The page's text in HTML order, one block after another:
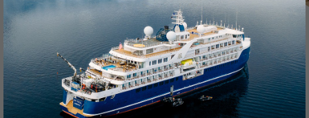
Каюты и стоимость Кешбэк 3% ?